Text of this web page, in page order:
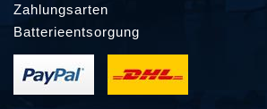
Zahlungsarten
Batterieentsorgung